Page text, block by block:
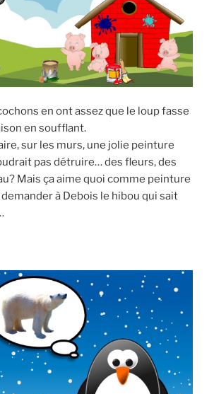
en ont assez que le loup fasse
en soufflant.
sur les murs, une jolie peinture
pas détruire… des fleurs, des
Mais ça aime quoi comme peinture
à Debois le hibou qui sait